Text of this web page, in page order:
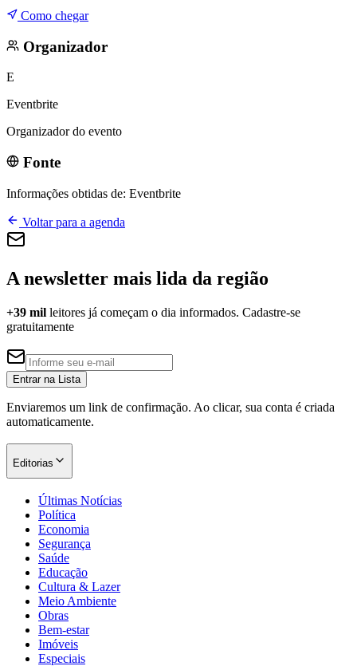
Como chegar
Organizador
E
Eventbrite
Organizador do evento
Fonte
Informações obtidas de: Eventbrite
Voltar para a agenda
A newsletter mais lida da região
+39 mil leitores já começam o dia informados. Cadastre-se
gratuitamente
Entrar na Lista
Enviaremos um link de confirmação. Ao clicar, sua conta é criada
automaticamente.
Editorias
Últimas Notícias
Política
Economia
Segurança
Saúde
Educação
Cultura & Lazer
Meio Ambiente
Obras
Bem-estar
Imóveis
Especiais